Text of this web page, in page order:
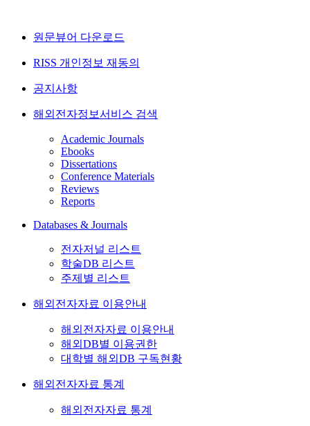
원문뷰어 다운로드
RISS 개인정보 재동의
공지사항
해외전자정보서비스 검색
Academic Journals
Ebooks
Dissertations
Conference Materials
Reviews
Reports
Databases & Journals
전자저널 리스트
학술DB 리스트
주제별 리스트
해외전자자료 이용안내
해외전자자료 이용안내
해외DB별 이용권한
대학별 해외DB 구독현황
해외전자자료 통계
해외전자자료 통계